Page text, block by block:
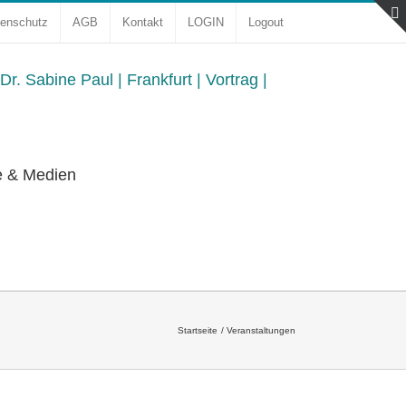
AGB Kontakt LOGIN Logout
& Medien
Startseite Veranstaltungen